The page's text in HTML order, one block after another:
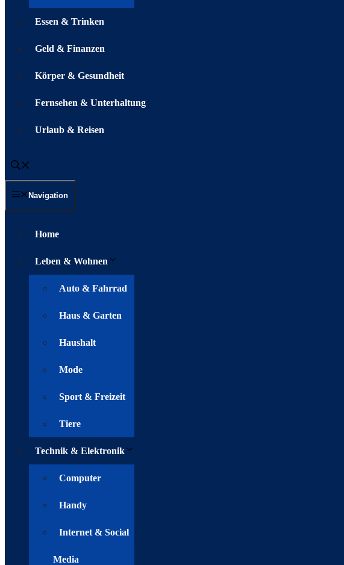
Essen & Trinken
Geld & Finanzen
Körper & Gesundheit
Fernsehen & Unterhaltung
Urlaub & Reisen
Navigation
Home
Leben & Wohnen
Auto & Fahrrad
Haus & Garten
Haushalt
Mode
Sport & Freizeit
Tiere
Technik & Elektronik
Computer
Handy
Internet & Social
Media